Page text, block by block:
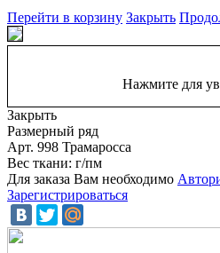
Перейти в корзину Закрыть
Нажмите для
Закрыть
Размерный ряд
Арт. 998 Трамаросса
Вес ткани: г/пм
Для заказа Вам необходимо
Зарегистрироваться